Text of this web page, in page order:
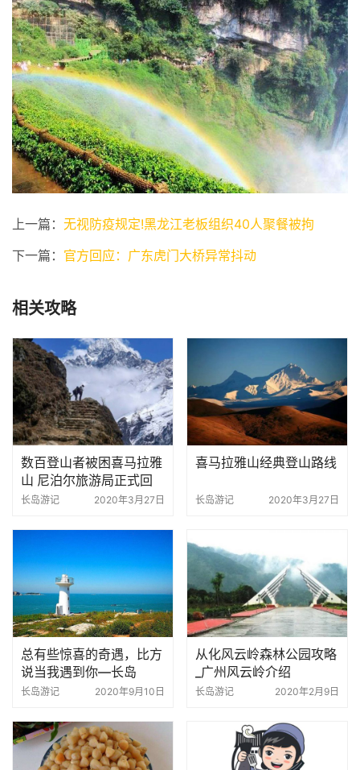
上一篇： 无视防疫规定!黑龙江老板组织40人聚餐被拘
下一篇： 官方回应：广东虎门大桥异常抖动
相关攻略
数百登山者被困喜马拉雅
山 尼泊尔旅游局正式回
应
长岛游记 2020年3月27日
喜马拉雅山经典登山路线
长岛游记 2020年3月27日
总有些惊喜的奇遇，比方
说当我遇到你—长岛
长岛游记 2020年9月10日
从化风云岭森林公园攻略
_广州风云岭介绍
长岛游记 2020年2月9日